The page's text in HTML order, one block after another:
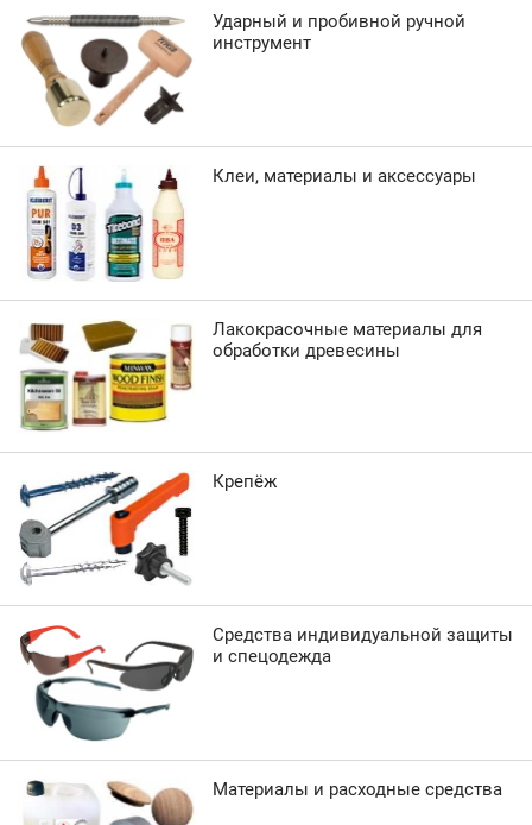
Ударный и пробивной ручной
инструмент
Клеи, материалы и аксессуары
Лакокрасочные материалы для
обработки древесины
Крепёж
Средства индивидуальной защиты
и спецодежда
Материалы и расходные средства